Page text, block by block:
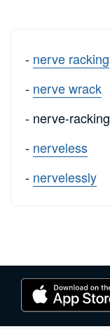
- nerve racking
- nerve wrack
- nerve-racking
- nerveless
- nervelessly